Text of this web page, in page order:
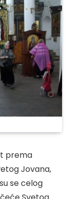
prema
Jovana,
se celog